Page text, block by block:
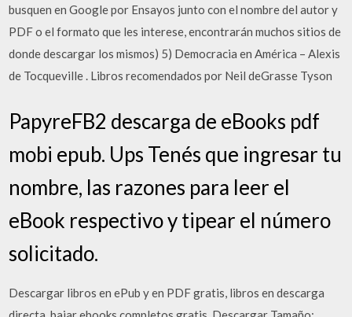
busquen en Google por Ensayos junto con el nombre del autor y
PDF o el formato que les interese, encontrarán muchos sitios de
donde descargar los mismos) 5) Democracia en América – Alexis
de Tocqueville . Libros recomendados por Neil deGrasse Tyson
PapyreFB2 descarga de eBooks pdf
mobi epub. Ups Tenés que ingresar tu
nombre, las razones para leer el
eBook respectivo y tipear el número
solicitado.
Descargar libros en ePub y en PDF gratis, libros en descarga